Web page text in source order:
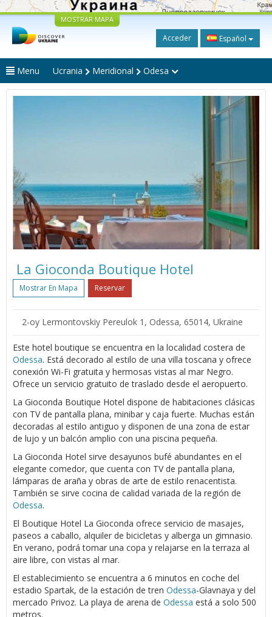
MOSTRAR MAPA
Acceder Español
Menu Ucrania Meridional Odesa
La Gioconda Boutique Hotel
Mostrar En Mapa Reservar
2-oy Lermontovskiy Pereulok 1, Odessa, 65014, Ukraine
Este hotel boutique se encuentra en la localidad costera de
Odessa. Está decorado al estilo de una villa toscana y ofrece
conexión Wi-Fi gratuita y hermosas vistas al mar Negro.
Ofrece un servicio gratuito de traslado desde el aeropuerto.
La Gioconda Boutique Hotel dispone de habitaciones clásicas
con TV de pantalla plana, minibar y caja fuerte. Muchas están
decoradas al estilo antiguo y disponen de una zona de estar
de lujo y un balcón amplio con una piscina pequeña.
La Gioconda Hotel sirve desayunos bufé abundantes en el
elegante comedor, que cuenta con TV de pantalla plana,
lámparas de araña y obras de arte de estilo renacentista.
También se sirve cocina de calidad variada de la región de
Odessa.
El Boutique Hotel La Gioconda ofrece servicio de masajes,
paseos a caballo, alquiler de bicicletas y alberga un gimnasio.
En verano, podrá tomar una copa y relajarse en la terraza al
aire libre, con vistas al mar.
El establecimiento se encuentra a 6 minutos en coche del
estadio Spartak, de la estación de tren Odessa-Glavnaya y del
mercado Privoz. La playa de arena de Odessa está a solo 500
metros.